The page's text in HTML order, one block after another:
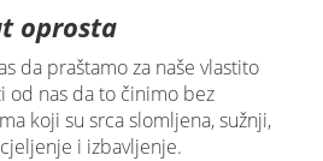
oprosta
da praštamo za naše vlastito
od nas da to činimo bez
koji su srca slomljena, sužnji,
i izbavljenje.